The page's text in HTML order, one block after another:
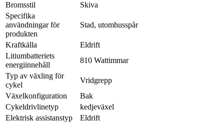
Bromsstil
Skiva
Specifika
användningar för
produkten
Stad, utomhusspår
Kraftkälla
Eldrift
Litiumbatteriets
energiinnehåll
810 Wattimmar
Typ av växling för
cykel
Vridgrepp
Växelkonfiguration
Bak
Cykeldrivlinetyp
kedjeväxel
Elektrisk assistanstyp
Eldrift